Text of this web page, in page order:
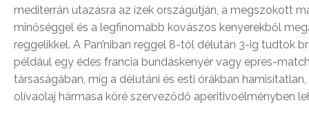
mediterrán utazásra az ízek országútján, a megszokott
minőséggel és a legfinomabb kovászos kenyerekből
reggelikkel. A Pan’niban reggel 8-tól délután 3-ig tudtok
például egy édes francia bundáskenyér vagy epres-
társaságában, míg a délutáni és esti órákban
olívaolaj hármasa köré szerveződő aperitivoélményben